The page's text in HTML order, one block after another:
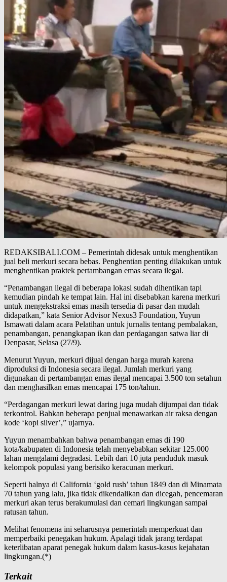
REDAKSIBALI.COM – Pemerintah didesak untuk menghentikan
jual beli merkuri secara bebas. Penghentian penting dilakukan untuk
menghentikan praktek pertambangan emas secara ilegal.
“Penambangan ilegal di beberapa lokasi sudah dihentikan tapi
kemudian pindah ke tempat lain. Hal ini disebabkan karena merkuri
untuk mengekstraksi emas masih tersedia di pasar dan mudah
didapatkan,” kata Senior Advisor Nexus3 Foundation, Yuyun
Ismawati dalam acara Pelatihan untuk jurnalis tentang pembalakan,
penambangan, penangkapan ikan dan perdagangan satwa liar di
Denpasar, Selasa (27/9).
Menurut Yuyun, merkuri dijual dengan harga murah karena
diproduksi di Indonesia secara ilegal. Jumlah merkuri yang
digunakan di pertambangan emas ilegal mencapai 3.500 ton setahun
dan menghasilkan emas mencapai 175 ton/tahun.
“Perdagangan merkuri lewat daring juga mudah dijumpai dan tidak
terkontrol. Bahkan beberapa penjual menawarkan air raksa dengan
kode ‘kopi silver’,” ujarnya.
Yuyun menambahkan bahwa penambangan emas di 190
kota/kabupaten di Indonesia telah menyebabkan sekitar 125.000
lahan mengalami degradasi. Lebih dari 10 juta penduduk masuk
kelompok populasi yang berisiko keracunan merkuri.
Seperti halnya di California ‘gold rush’ tahun 1849 dan di Minamata
70 tahun yang lalu, jika tidak dikendalikan dan dicegah, pencemaran
merkuri akan terus berakumulasi dan cemari lingkungan sampai
ratusan tahun.
Melihat fenomena ini seharusnya pemerintah memperkuat dan
memperbaiki penegakan hukum. Apalagi tidak jarang terdapat
keterlibatan aparat penegak hukum dalam kasus-kasus kejahatan
lingkungan.(*)
Terkait